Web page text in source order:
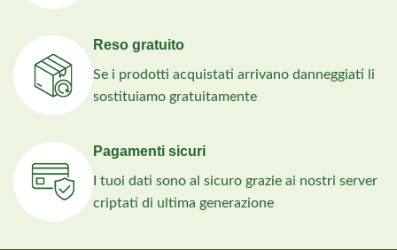
Reso gratuito
Se i prodotti acquistati arrivano danneggiati li
sostituiamo gratuitamente
Pagamenti sicuri
I tuoi dati sono al sicuro grazie ai nostri server
criptati di ultima generazione